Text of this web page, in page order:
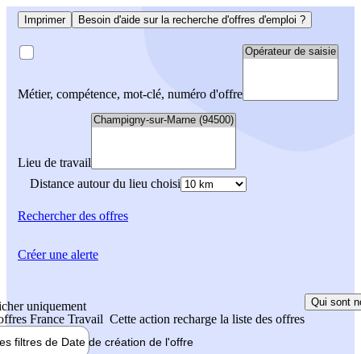
Imprimer Besoin d'aide sur la recherche d'offres d'emploi ?
Métier, compétence, mot-clé, numéro d'offre
Lieu de travail
Distance autour du lieu choisi
Rechercherdes offres
uniquement
France Travail Cette action recharge la liste des offres
Qui sont
filtres de Date de création de l'offre
Créer une alerte